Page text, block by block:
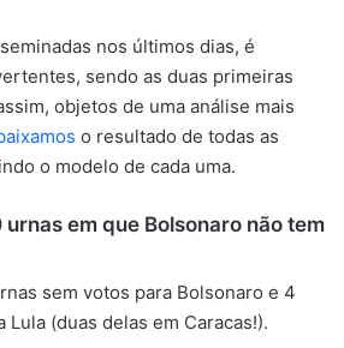
nos últimos dias, é
sendo as duas primeiras
objetos de uma análise mais
o resultado de todas as
o modelo de cada uma.
urnas em que Bolsonaro não tem
sem votos para Bolsonaro e 4
Lula (duas delas em Caracas!).